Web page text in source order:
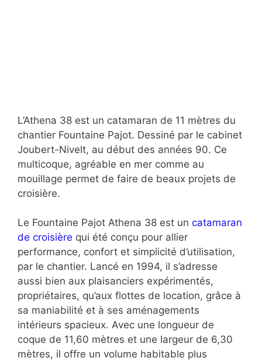
L’Athena 38 est un catamaran de 11 mètres du
chantier Fountaine Pajot. Dessiné par le cabinet
Joubert-Nivelt, au début des années 90. Ce
multicoque, agréable en mer comme au
mouillage permet de faire de beaux projets de
croisière.
Le Fountaine Pajot Athena 38 est un catamaran
de croisière qui été conçu pour allier
performance, confort et simplicité d’utilisation,
par le chantier. Lancé en 1994, il s’adresse
aussi bien aux plaisanciers expérimentés,
propriétaires, qu’aux flottes de location, grâce à
sa maniabilité et à ses aménagements
intérieurs spacieux. Avec une longueur de
coque de 11,60 mètres et une largeur de 6,30
mètres, il offre un volume habitable plus